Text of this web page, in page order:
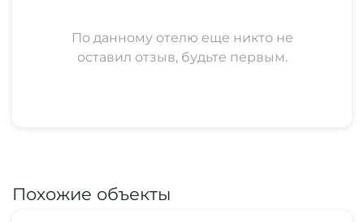
По данному отелю еще никто не
оставил отзыв, будьте первым.
Похожие объекты